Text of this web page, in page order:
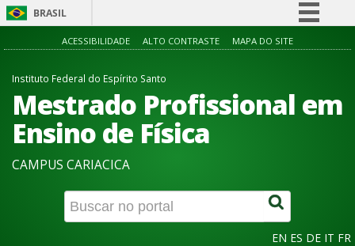
BRASIL
Simplifique!
Acesso à informação
ACESSIBILIDADE ALTO CONTRASTE MAPA DO SITE
Instituto Federal do Espírito Santo
Mestrado Profissional em
Ensino de Física
CAMPUS CARIACICA
EN ES DE IT FR